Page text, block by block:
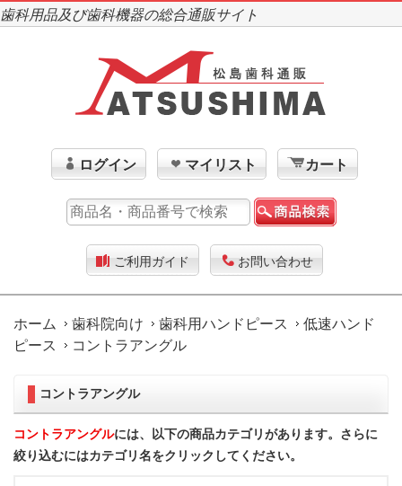
歯科用品及び歯科機器の総合通販サイト
ログイン マイリスト カート
ご利用ガイド お問い合わせ
ホーム 歯科院向け 歯科用ハンドピース
低速ハンド
ピース
コントラアングル
コントラアングル
コントラアングルには、以下の商品カテゴリがあります。さらに
絞り込むにはカテゴリ名をクリックしてください。